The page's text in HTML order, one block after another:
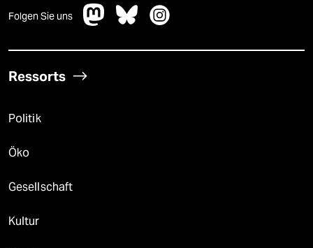
Folgen Sie uns
Ressorts
Politik
Öko
Gesellschaft
Kultur